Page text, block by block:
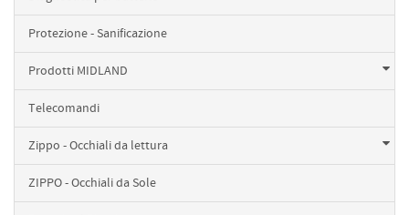
Protezione - Sanificazione
Prodotti MIDLAND
Telecomandi
Zippo - Occhiali da lettura
ZIPPO - Occhiali da Sole